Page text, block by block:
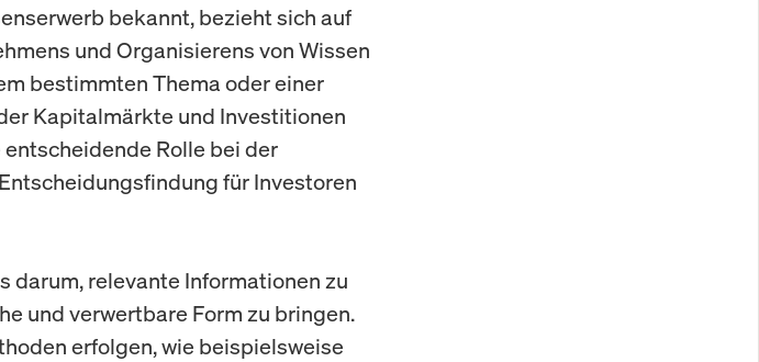
bekannt, bezieht sich auf
und Organisierens von Wissen
bestimmten Thema oder einer
Kapitalmärkte und Investitionen
Rolle bei der
für Investoren
darum, relevante Informationen zu
und verwertbare Form zu bringen.
erfolgen, wie beispielsweise